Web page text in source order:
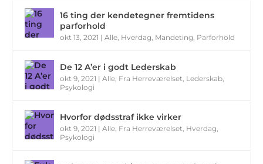
16 ting der kendetegner fremtidens
parforhold
okt 13, 2021 |Alle, Hverdag, Mandeting, Parforhold
De 12 A’er i godt Lederskab
okt 9, 2021 |Alle, Fra Herreværelset, Lederskab,
Psykologi
Hvorfor dødsstraf ikke virker
okt 9, 2021 |Alle, Fra Herreværelset, Hverdag,
Psykologi